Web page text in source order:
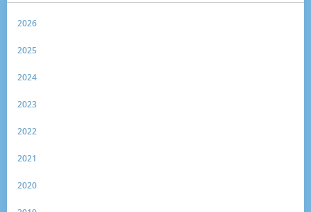
2026
2025
2024
2023
2022
2021
2020